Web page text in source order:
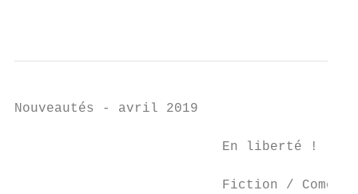
Nouveautés - avril 2019
                          En liberté !
Fiction /